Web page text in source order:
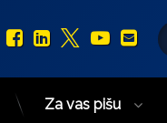
Facebook
LinkedIn
X.comE-
Za vas pišu